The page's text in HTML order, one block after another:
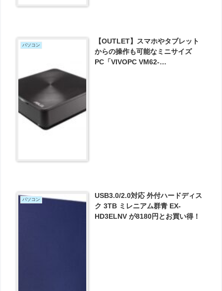
パソコン
【OUTLET】スマホやタブレット
からの操作も可能なミニサイズ
PC「VIVOPC VM62-
パソコン
USB3.0/2.0対応 外付ハードディス
ク 3TB ミレニアム群青 EX-
HD3ELNV が8180円とお買い得！